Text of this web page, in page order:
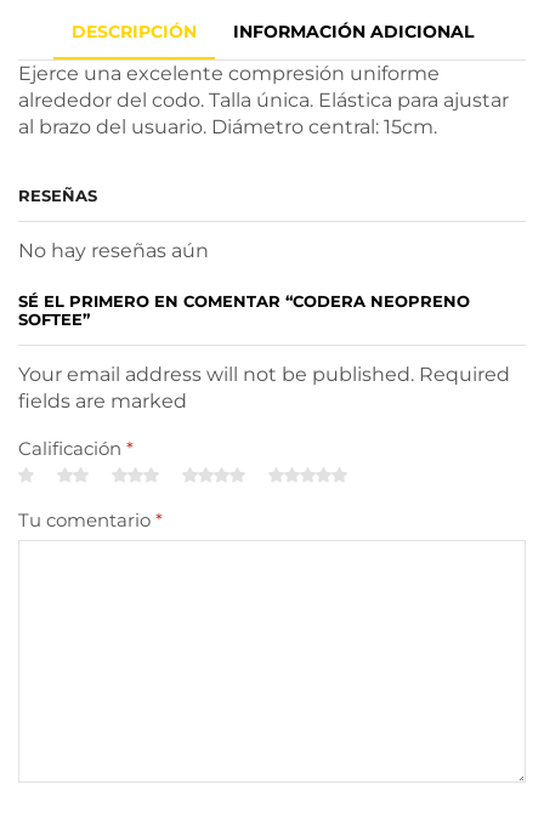
DESCRIPCIÓN INFORMACIÓN ADICIONAL
Ejerce una excelente compresión uniforme
alrededor del codo. Talla única. Elástica para ajustar
al brazo del usuario. Diámetro central: 15cm.
RESEÑAS
No hay reseñas aún
SÉ EL PRIMERO EN COMENTAR “CODERA NEOPRENO
SOFTEE”
Your email address will not be published. Required
fields are marked
Calificación *
Tu comentario *